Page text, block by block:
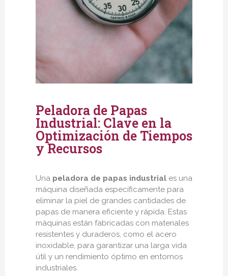
Peladora de Papas
Industrial: Clave en la
Optimización de Tiempos
y Recursos
Una peladora de papas industrial es una
máquina diseñada específicamente para
eliminar la piel de grandes cantidades de
papas de manera eficiente y rápida. Estas
máquinas están fabricadas con materiales
resistentes y duraderos, como el acero
inoxidable, para garantizar una larga vida
útil y un rendimiento óptimo en entornos
industriales.